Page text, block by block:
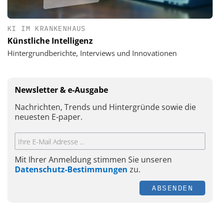
KI IM KRANKENHAUS
Künstliche Intelligenz
Hintergrundberichte, Interviews und Innovationen
Newsletter & e-Ausgabe
Nachrichten, Trends und Hintergründe sowie die
neuesten E-paper.
Mit Ihrer Anmeldung stimmen Sie unseren
Datenschutz-Bestimmungen zu.
ABSENDEN